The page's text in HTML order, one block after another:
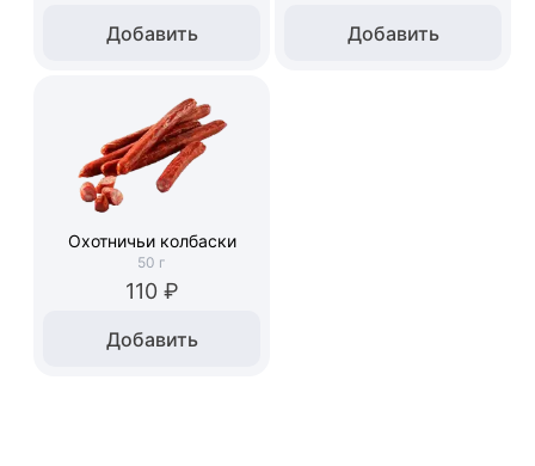
Добавить Добавить
Охотничьи колбаски
50 г
110 ₽
Добавить